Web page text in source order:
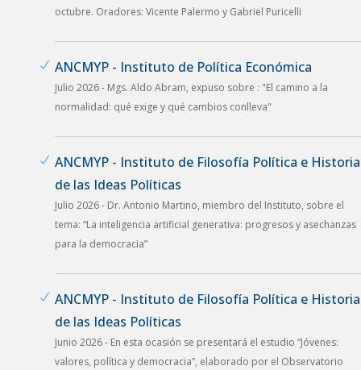
octubre. Oradores: Vicente Palermo y Gabriel Puricelli
ANCMYP - Instituto de Política Económica
Julio 2026 - Mgs. Aldo Abram, expuso sobre : "El camino a la
normalidad: qué exige y qué cambios conlleva"
ANCMYP - Instituto de Filosofía Política e Historia
de las Ideas Políticas
Julio 2026 - Dr. Antonio Martino, miembro del Instituto, sobre el
tema: “La inteligencia artificial generativa: progresos y asechanzas
para la democracia”
ANCMYP - Instituto de Filosofía Política e Historia
de las Ideas Políticas
Junio 2026 - En esta ocasión se presentará el estudio “Jóvenes:
valores, política y democracia”, elaborado por el Observatorio